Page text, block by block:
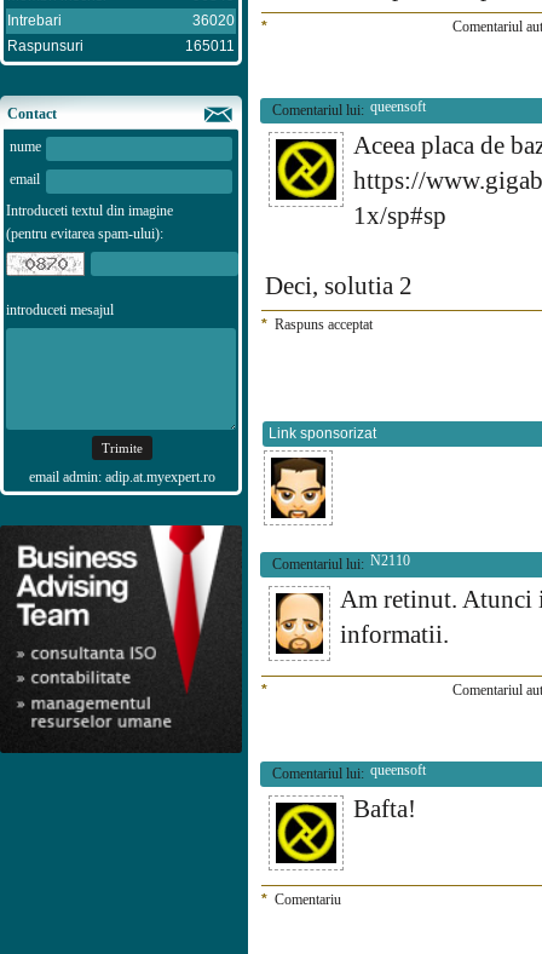
Intrebari
36020
Raspunsuri
165011
Contact
nume
email
Introduceti textul din imagine
(pentru evitarea spam-ului):
introduceti mesajul
email admin: adip.at.myexpert.ro
* Comentariul
Comentariul lui: queensoft
Aceea placa de
https://
1x/sp#sp
Deci, solutia 2
* Raspuns acceptat
Link sponsorizat
Comentariul lui: N2110
Am retinut. Atunci
informatii.
* Comentariul
Comentariul lui: queensoft
Bafta!
* Comentariu